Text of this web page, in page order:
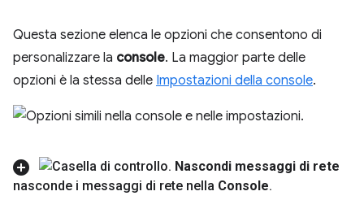
Questa sezione elenca le opzioni che consentono di
personalizzare la console. La maggior parte delle
opzioni è la stessa delle Impostazioni della console.
Nascondi messaggi di rete
nasconde i messaggi di rete nella Console.